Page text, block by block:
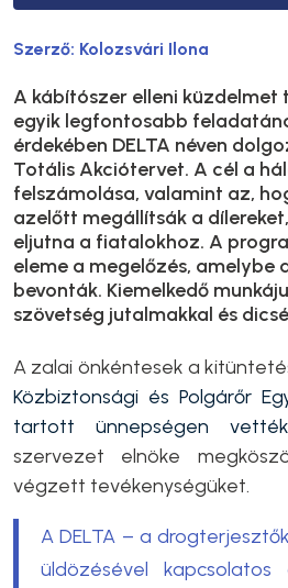
Szerző: Kolozsvári Ilona
A kábítószer elleni küzdelmet
egyik legfontosabb
érdekében DELTA néven
Totális Akciótervet. A cél a
felszámolása, valamint az,
azelőtt megállítsák a
eljutna a fiatalokhoz. A
eleme a megelőzés, amelybe
bevonták. Kiemelkedő
szövetség jutalmakkal és
A zalai önkéntesek a
Közbiztonsági és Polgárőr
tartott ünnepségen
szervezet elnöke
végzett tevékenységüket.
A DELTA – a
üldözésével